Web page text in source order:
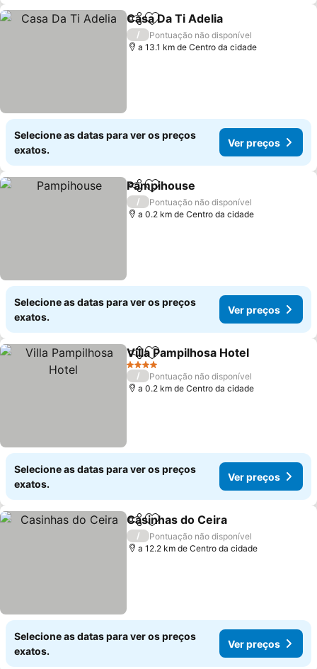
PartilharAdicionar aos favoritos
Casa Da Ti Adelia
/
Pontuação não disponível
a 13.1 km de Centro da cidade
Selecione as datas para ver os preços
exatos.
Ver preços
PartilharAdicionar aos favoritos
Pampihouse
/
Pontuação não disponível
a 0.2 km de Centro da cidade
Selecione as datas para ver os preços
exatos.
Ver preços
PartilharAdicionar aos favoritos
Villa Pampilhosa Hotel
4 Estrelas
/
Pontuação não disponível
a 0.2 km de Centro da cidade
Selecione as datas para ver os preços
exatos.
Ver preços
PartilharAdicionar aos favoritos
Casinhas do Ceira
/
Pontuação não disponível
a 12.2 km de Centro da cidade
Selecione as datas para ver os preços
exatos.
Ver preços